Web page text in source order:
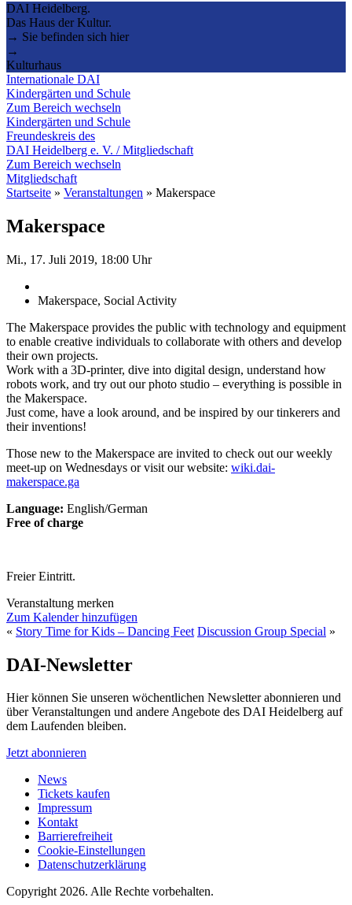
DAI Heidelberg.
Das Haus der Kultur.
→ Sie befinden sich hier
→
Kulturhaus
Internationale DAI
Kindergärten und Schule
Zum Bereich wechseln
Kindergärten und Schule
Freundeskreis des
DAI Heidelberg e. V. / Mitgliedschaft
Zum Bereich wechseln
Mitgliedschaft
Startseite » Veranstaltungen » Makerspace
Makerspace
Mi., 17. Juli 2019, 18:00 Uhr
Makerspace, Social Activity
The Makerspace provides the public with technology and equipment
to enable creative individuals to collaborate with others and develop
their own projects.
Work with a 3D-printer, dive into digital design, understand how
robots work, and try out our photo studio – everything is possible in
the Makerspace.
Just come, have a look around, and be inspired by our tinkerers and
their inventions!
Those new to the Makerspace are invited to check out our weekly
meet-up on Wednesdays or visit our website: wiki.dai-
makerspace.ga
Language: English/German
Free of charge
Freier Eintritt.
Veranstaltung merken
Zum Kalender hinzufügen
« Story Time for Kids – Dancing Feet Discussion Group Special »
DAI-Newsletter
Hier können Sie unseren wöchentlichen Newsletter abonnieren und
über Veranstaltungen und andere Angebote des DAI Heidelberg auf
dem Laufenden bleiben.
Jetzt abonnieren
News
Tickets kaufen
Impressum
Kontakt
Barrierefreiheit
Cookie-Einstellungen
Datenschutzerklärung
Copyright 2026. Alle Rechte vorbehalten.